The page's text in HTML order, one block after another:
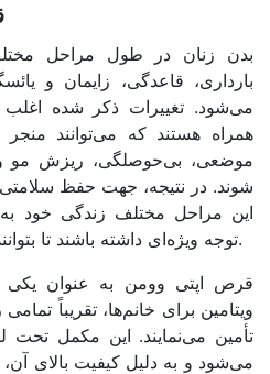
بدن زنان در طول مراحل
بارداری، قاعدگی، زایمان و
می‌شود. تغییرات ذکر شده اغلب
همراه هستند که می‌توانند
موضعی، بی‌حوصلگی، ریزش
شوند. در نتیجه، جهت حفظ سلامتی
این مراحل مختلف زندگی خود
توجه ویژه‌ای داشته باشند تا بتوانند این کمبودها را جبران نمایند.
قرص اپتی وومن به عنوان یکی
ویتامین برای خانم‌ها، تقریباً
تأمین می‌نمایند. این مکمل تحت
می‌شود و به دلیل کیفیت بالای